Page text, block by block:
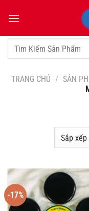
qua
dungTìm
TRANG CHỦ / SẢN
-17%